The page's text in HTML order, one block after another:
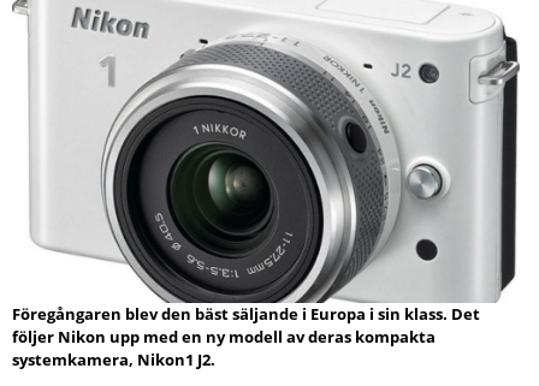
Artiklar
DYK Guiden
Kontakt
Föregångaren blev den bäst säljande i Europa i sin klass. Det
följer Nikon upp med en ny modell av deras kompakta
systemkamera, Nikon1 J2.